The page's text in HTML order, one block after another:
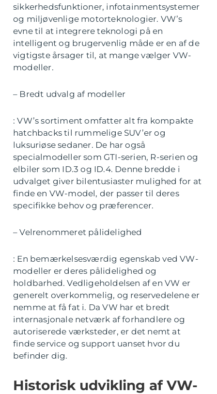
sikkerhedsfunktioner, infotainmentsystemer
og miljøvenlige motorteknologier. VW’s
evne til at integrere teknologi på en
intelligent og brugervenlig måde er en af de
vigtigste årsager til, at mange vælger VW-
modeller.
– Bredt udvalg af modeller
: VW’s sortiment omfatter alt fra kompakte
hatchbacks til rummelige SUV’er og
luksuriøse sedaner. De har også
specialmodeller som GTI-serien, R-serien og
elbiler som ID.3 og ID.4. Denne bredde i
udvalget giver bilentusiaster mulighed for at
finde en VW-model, der passer til deres
specifikke behov og præferencer.
– Velrenommeret pålidelighed
: En bemærkelsesværdig egenskab ved VW-
modeller er deres pålidelighed og
holdbarhed. Vedligeholdelsen af en VW er
generelt overkommelig, og reservedelene er
nemme at få fat i. Da VW har et bredt
internasjonale netværk af forhandlere og
autoriserede værksteder, er det nemt at
finde service og support uanset hvor du
befinder dig.
Historisk udvikling af VW-